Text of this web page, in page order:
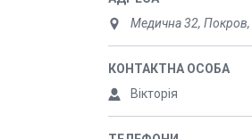
Медична 32, Покров,
Вікторія